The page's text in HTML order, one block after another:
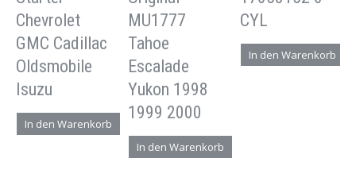
Chevrolet
GMC Cadillac
Oldsmobile
Isuzu
In den Warenkorb
MU1777
Tahoe
Escalade
Yukon 1998
1999 2000
In den Warenkorb
CYL
In den Warenkorb